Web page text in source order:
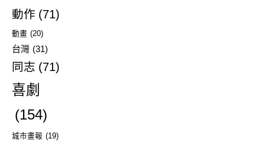
動作 (71)
動畫 (20)
台灣 (31)
同志 (71)
喜劇
(154)
城市畫報 (19)